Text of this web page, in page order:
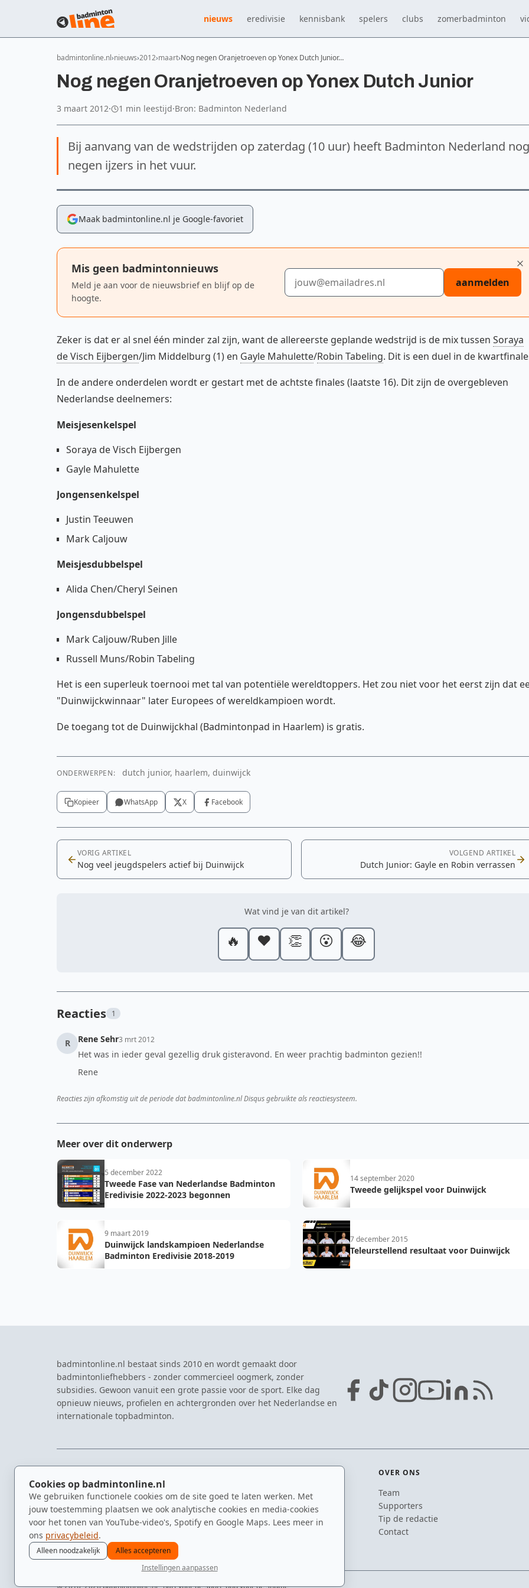
Cookies op badmintonline.nl
We gebruiken functionele cookies om de site goed te laten werken. Met
jouw toestemming plaatsen we ook analytische cookies en media-cookies
voor het tonen van YouTube-video's, Spotify en Google Maps. Lees meer in
ons privacybeleid.
Alleen noodzakelijk
Alles accepteren
Instellingen aanpassen
nieuws eredivisie kennisbank spelers clubs zomerbadminton
badmintonline.nl nieuws 2012 maart Nog negen Oranjetroeven op Yonex Dutch Junior…
Nog negen Oranjetroeven op Yonex Dutch Junior
3 maart 2012· 1 min leestijd·Bron: Badminton Nederland
Bij aanvang van de wedstrijden op zaterdag (10 uur) heeft Badminton Nederland nog
negen ijzers in het vuur.
Maak badmintonline.nl je Google-favoriet
Mis geen badmintonnieuws
Meld je aan voor de nieuwsbrief en blijf op de
hoogte.
E-mailadres
aanmelden
Zeker is dat er al snel één minder zal zijn, want de allereerste geplande wedstrijd is de mix tussen Soraya
de Visch Eijbergen/Jim Middelburg (1) en Gayle Mahulette/Robin Tabeling. Dit is een duel in de
In de andere onderdelen wordt er gestart met de achtste finales (laatste 16). Dit zijn de overgebleven
Nederlandse deelnemers:
Meisjesenkelspel
Soraya de Visch Eijbergen
Gayle Mahulette
Jongensenkelspel
Justin Teeuwen
Mark Caljouw
Meisjesdubbelspel
Alida Chen/Cheryl Seinen
Jongensdubbelspel
Mark Caljouw/Ruben Jille
Russell Muns/Robin Tabeling
Het is een superleuk toernooi met tal van potentiële wereldtoppers. Het zou niet voor het eerst zijn dat
"Duinwijckwinnaar" later Europees of wereldkampioen wordt.
De toegang tot de Duinwijckhal (Badmintonpad in Haarlem) is gratis.
ONDERWERPEN: dutch junior, haarlem, duinwijck
Kopieer WhatsApp X Facebook
VORIG ARTIKEL
Nog veel jeugdspelers actief bij Duinwijck
VOLGEND ARTIKEL
Dutch Junior: Gayle en Robin verrassen
Wat vind je van dit artikel?
🔥 ❤️ 👏 😮 😂
Reacties 1
R Rene Sehr3 mrt 2012
Het was in ieder geval gezellig druk gisteravond. En weer prachtig badminton gezien!!
Rene
Reacties zijn afkomstig uit de periode dat badmintonline.nl Disqus gebruikte als reactiesysteem.
Meer over dit onderwerp
5 december 2022
Tweede Fase van Nederlandse Badminton
Eredivisie 2022-2023 begonnen
14 september 2020
Tweede gelijkspel voor Duinwijck
9 maart 2019
Duinwijck landskampioen Nederlandse
Badminton Eredivisie 2018-2019
7 december 2015
Teleurstellend resultaat voor Duinwijck
badmintonline.nl bestaat sinds 2010 en wordt gemaakt door
badmintonliefhebbers - zonder commercieel oogmerk, zonder
subsidies. Gewoon vanuit een grote passie voor de sport. Elke dag
opnieuw nieuws, profielen en achtergronden over het Nederlandse en
internationale topbadminton.
Nieuws
Kennisbank
Spelers
Clubs
Video's
Eredivisie
NK Badminton
Dutch Open
Zomerbadminton
OVER ONS
Team
Supporters
Tip de redactie
Contact
© 2010–2026 badmintonline.nl · hart voor de sport, oog voor de shuttle